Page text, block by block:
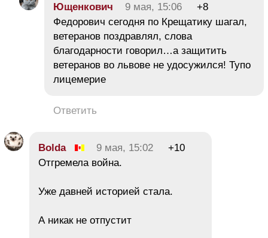
Ющенкович 9 мая, 15:06
+8
Федорович сегодня по Крещатику шагал,
ветеранов поздравлял, слова
благодарности говорил…а защитить
ветеранов во львове не удосужился! Тупо
лицемерие
Ответить
Bolda 9 мая, 15:02
+10
Отгремела война.
Уже давней историей стала.
А никак не отпустит